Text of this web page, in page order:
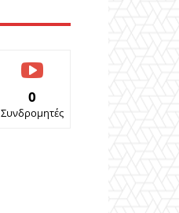
0
Συνδρομητές